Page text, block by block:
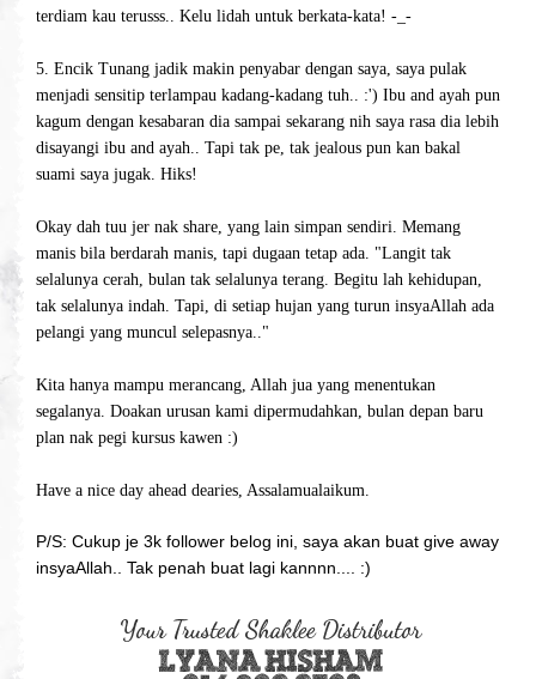
terdiam kau terusss.. Kelu lidah untuk berkata-kata! -_-
5. Encik Tunang jadik makin penyabar dengan saya, saya pulak
menjadi sensitip terlampau kadang-kadang tuh.. :') Ibu and ayah pun
kagum dengan kesabaran dia sampai sekarang nih saya rasa dia lebih
disayangi ibu and ayah.. Tapi tak pe, tak jealous pun kan bakal
suami saya jugak. Hiks!
Okay dah tuu jer nak share, yang lain simpan sendiri. Memang
manis bila berdarah manis, tapi dugaan tetap ada. "Langit tak
selalunya cerah, bulan tak selalunya terang. Begitu lah kehidupan,
tak selalunya indah. Tapi, di setiap hujan yang turun insyaAllah ada
pelangi yang muncul selepasnya.."
Kita hanya mampu merancang, Allah jua yang menentukan
segalanya. Doakan urusan kami dipermudahkan, bulan depan baru
plan nak pegi kursus kawen :)
Have a nice day ahead dearies, Assalamualaikum.
P/S: Cukup je 3k follower belog ini, saya akan buat give away
insyaAllah.. Tak penah buat lagi kannnn.... :)